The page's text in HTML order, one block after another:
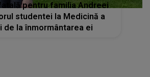
pentru familia Andreei
studentei la Medicină a
de la înmormântarea ei